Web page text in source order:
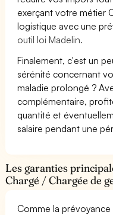
exerçant votre métier
logistique avec une
outil loi Madelin.
Finalement, c'est un
sérénité concernant
maladie prolongé ?
complémentaire,
quantité et
salaire pendant une
Les garanties
Chargé / Chargée de
Comme la prévoyance